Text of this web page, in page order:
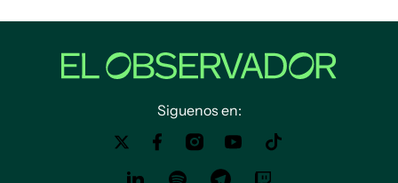
Siguenos en: